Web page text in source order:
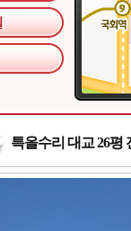
특올수리 대교 26평